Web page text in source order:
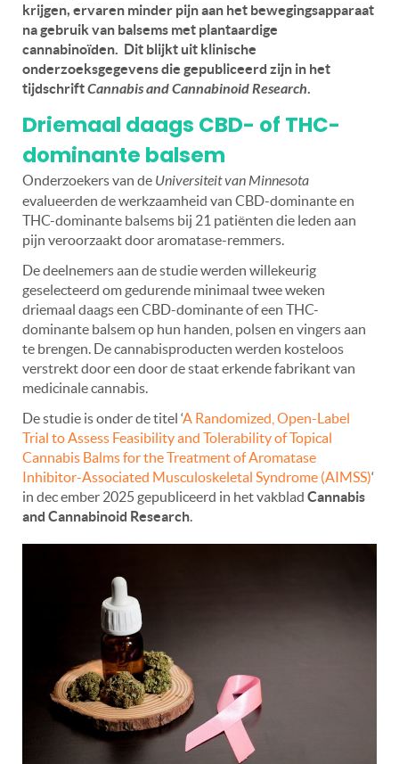
krijgen, ervaren minder pijn aan het bewegingsapparaat
na gebruik van balsems met plantaardige
cannabinoïden. Dit blijkt uit klinische
onderzoeksgegevens die gepubliceerd zijn in het
tijdschriftCannabis and Cannabinoid Research.
Driemaal daags CBD- of THC-
dominante balsem
Onderzoekers van de Universiteit van Minnesota
evalueerden de werkzaamheid van CBD-dominante en
THC-dominante balsems bij 21 patiënten die leden aan
pijn veroorzaakt door aromatase-remmers.
De deelnemers aan de studie werden willekeurig
geselecteerd om gedurende minimaal twee weken
driemaal daags een CBD-dominante of een THC-
dominante balsem op hun handen, polsen en vingers aan
te brengen. De cannabisproducten werden kosteloos
verstrekt door een door de staat erkende fabrikant van
medicinale cannabis.
De studie is onder de titel ‘A Randomized, Open-Label
Trial to Assess Feasibility and Tolerability of Topical
Cannabis Balms for the Treatment of Aromatase
Inhibitor-Associated Musculoskeletal Syndrome (AIMSS)‘
in dec ember 2025 gepubliceerd in het vakblad Cannabis
and Cannabinoid Research.